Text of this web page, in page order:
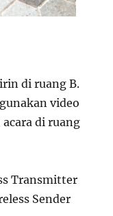
di ruang B.
video
di ruang
Transmitter
Sender